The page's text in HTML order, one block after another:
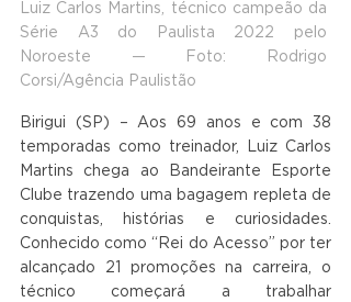
Luiz Carlos Martins, técnico campeão da
Série A3 do Paulista 2022 pelo
Noroeste — Foto: Rodrigo
Corsi/Agência Paulistão
Birigui (SP) – Aos 69 anos e com 38
temporadas como treinador, Luiz Carlos
Martins chega ao Bandeirante Esporte
Clube trazendo uma bagagem repleta de
conquistas, histórias e curiosidades.
Conhecido como “Rei do Acesso” por ter
alcançado 21 promoções na carreira, o
técnico começará a trabalhar